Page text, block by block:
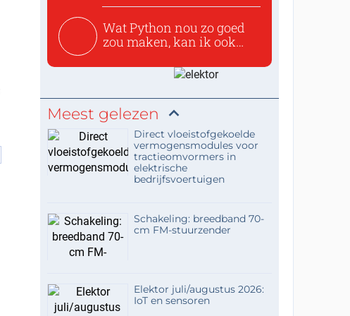
Wat Python nou zo goed
zou maken, kan ik ook
Meest gelezen
Direct vloeistofgekoelde
vermogensmodules voor
tractieomvormers in
elektrische
bedrijfsvoertuigen
Schakeling: breedband 70-
cm FM-stuurzender
Elektor juli/augustus 2026:
IoT en sensoren